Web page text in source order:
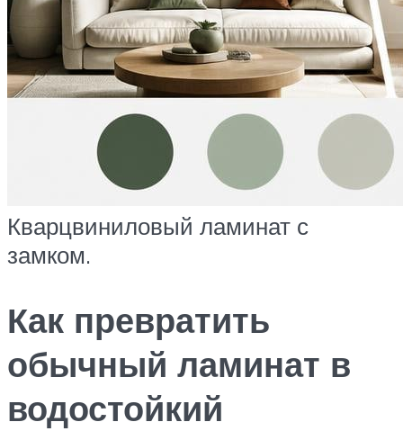
Кварцвиниловый ламинат с
замком.
Как превратить
обычный ламинат в
водостойкий